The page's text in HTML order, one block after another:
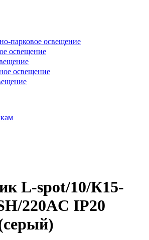
парковое освещение
освещение
освещение
L-spot/10/К15-
220AC IP20